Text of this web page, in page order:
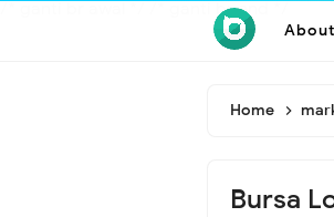
/* ganti br end */
About
Home
Bursa